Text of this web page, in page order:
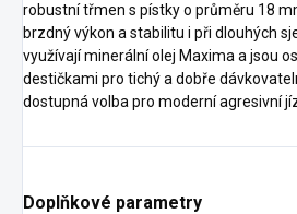
robustní třmen s pístky o průměru 18
brzdný výkon a stabilitu i při dlouhých
využívají minerální olej Maxima a jsou
destičkami pro tichý a dobře
dostupná volba pro moderní agresivní
Doplňkové parametry